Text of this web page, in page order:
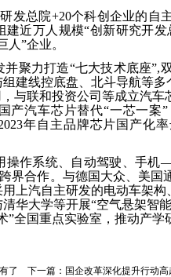
发总院+20个科创企业的自
建近万人规模“创新研究开
”企业。
并聚力打造“七大技术底座”,
建线控底盘、北斗导航等
与联和投资公司等成立汽
产汽车芯片替代“一芯一案
年自主品牌芯片国产化
操作系统、自动驾驶、手机—
界合作。与德国大众、美
上汽自主研发的电动车架
华大学等开展“空气悬架智
”全国重点实验室，推动产学
了 下一篇： 国企改革深化提升行动